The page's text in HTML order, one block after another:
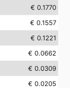
€ 0.1770
€ 0.1557
€ 0.1221
€ 0.0662
€ 0.0309
€ 0.0205